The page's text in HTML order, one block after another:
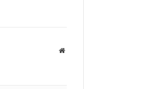
Website